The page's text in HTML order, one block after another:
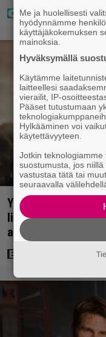
Yöllä tv:ssä:
lihakset nopeasti
arvosana on 7,6
Me ja huolellisesti
hyödynnämme
käyttäjäkokemuksen
mainoksia.
Hyväksymällä
Käytämme
laitteellesi
vierailit, IP-
Pääset tutustumaan
Hylkääminen voi
käytettävyyteen.
Jotkin
suostumusta, jos
vastustaa tätä tai
seuraavalla